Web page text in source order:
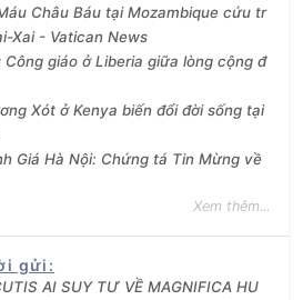
Châu Báu tại Mozambique cứu tr
Xai - Vatican News
giáo ở Liberia giữa lòng cộng đ
Xót ở Kenya biến đổi đời sống tại
Giá Hà Nội: Chứng tá Tin Mừng về
Xem thêm...
gửi :
AI SUY TƯ VỀ MAGNIFICA HU